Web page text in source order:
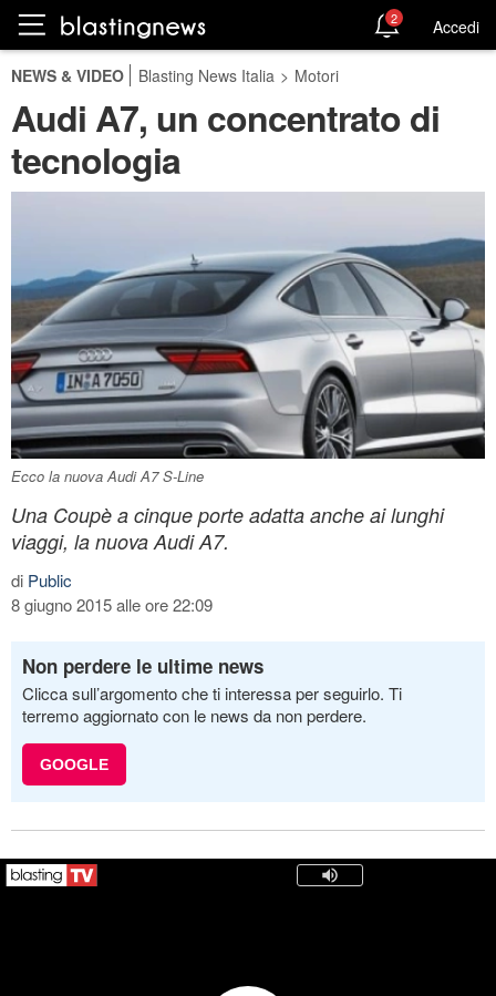
2 Accedi
NEWS & VIDEO Blasting News Italia > Motori
Audi A7, un concentrato di
tecnologia
Ecco la nuova Audi A7 S-Line
Una Coupè a cinque porte adatta anche ai lunghi
viaggi, la nuova Audi A7.
di Public
8 giugno 2015 alle ore 22:09
Non perdere le ultime news
Clicca sull’argomento che ti interessa per seguirlo. Ti
terremo aggiornato con le news da non perdere.
GOOGLE